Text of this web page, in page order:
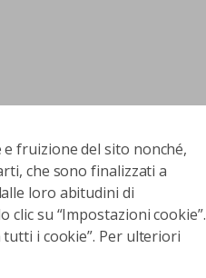
fruizione del sito nonché,
che sono finalizzati a
loro abitudini di
su “Impostazioni cookie”.
i cookie”. Per ulteriori